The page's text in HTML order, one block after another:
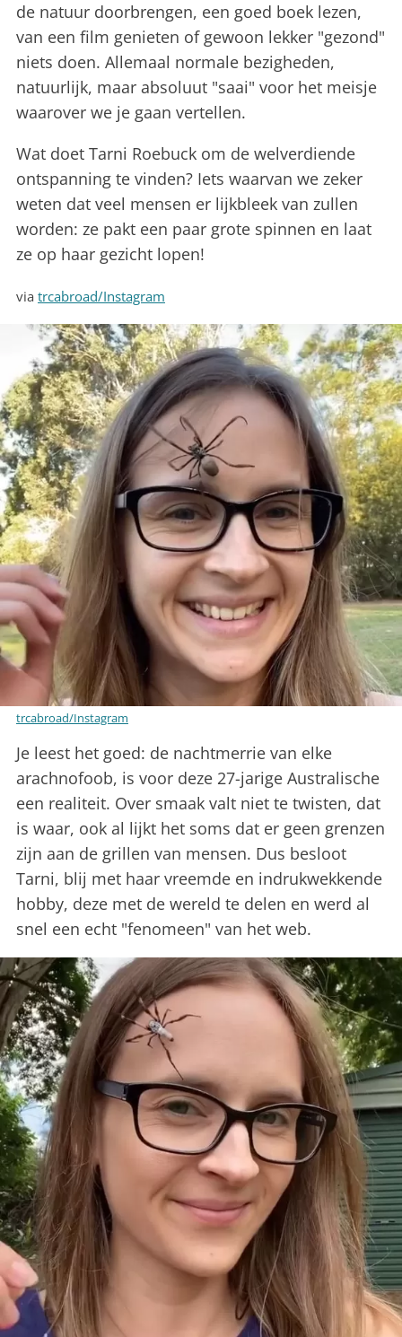
de natuur doorbrengen, een goed boek lezen,
van een film genieten of gewoon lekker "gezond"
niets doen. Allemaal normale bezigheden,
natuurlijk, maar absoluut "saai" voor het meisje
waarover we je gaan vertellen.
Wat doet Tarni Roebuck om de welverdiende
ontspanning te vinden? Iets waarvan we zeker
weten dat veel mensen er lijkbleek van zullen
worden: ze pakt een paar grote spinnen en laat
ze op haar gezicht lopen!
via trcabroad/Instagram
trcabroad/Instagram
Je leest het goed: de nachtmerrie van elke
arachnofoob, is voor deze 27-jarige Australische
een realiteit. Over smaak valt niet te twisten, dat
is waar, ook al lijkt het soms dat er geen grenzen
zijn aan de grillen van mensen. Dus besloot
Tarni, blij met haar vreemde en indrukwekkende
hobby, deze met de wereld te delen en werd al
snel een echt "fenomeen" van het web.